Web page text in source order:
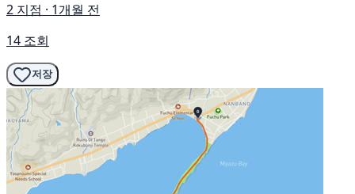
2 지점 · 1개월 전
14 조회
저장